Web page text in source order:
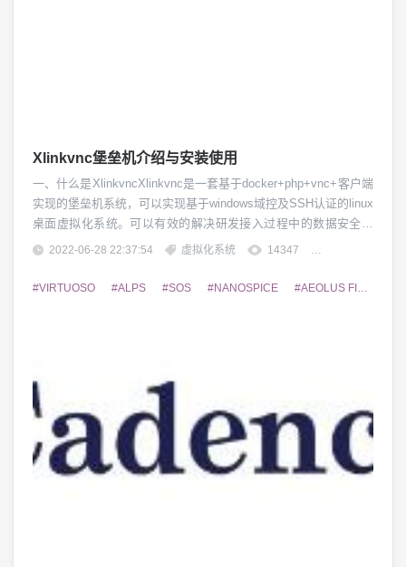
Xlinkvnc堡垒机介绍与安装使用
一、什么是XlinkvncXlinkvnc是一套基于docker+php+vnc+客户端
实现的堡垒机系统，可以实现基于windows域控及SSH认证的linux
桌面虚拟化系统。可以有效的解决研发接入过程中的数据安全管
控及统一认证管理。二、Xlinkvnc有哪些功能1、统一认证，支持
功能3、可针对企业研发实现接入管控及远...
2022-06-28 22:37:54 虚拟化系统 14347
#VIRTUOSO #ALPS #SOS #NANOSPICE #AEOLUS FINESIM